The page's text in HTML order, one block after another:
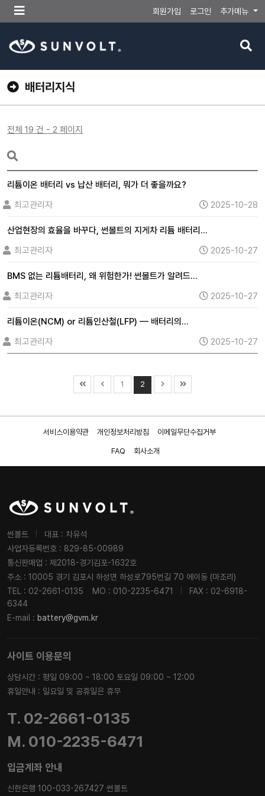
메
뉴
튼
회원가입 로그인 추가메뉴
검
버
배터리지식
전체 19 건 - 2 페이지
리튬이온 배터리 vs 납산 배터리, 뭐가 더 좋을까요?
최고관리자
2025-10-28
산업현장의 효율을 바꾸다, 썬볼트의 지게차 리튬 배터리…
최고관리자
2025-10-27
BMS 없는 리튬배터리, 왜 위험한가! 썬볼트가 알려드…
최고관리자
2025-10-27
리튬이온(NCM) or 리튬인산철(LFP) — 배터리의…
최고관리자
2025-10-27
1 2
서비스이용약관 개인정보처리방침 이메일무단수집거부
FAQ 회사소개
썬볼트
대표 : 차유석
사업자등록번호 : 829-85-00989
통신판매업 : 제2018-경기김포-1632호
주소 : 10005 경기 김포시 하성면 하성로795번길 70 에이동 (마조리)
TEL : 02-2661-0135
MO : 010-2235-6471
FAX : 02-6918-
6344
E-mail : battery@gvm.kr
사이트 이용문의
상담시간 : 평일 09:00 ~ 18:00 토요일 09:00 ~ 12:00
휴일안내 : 일요일 및 공휴일은 휴무
T. 02-2661-0135
M. 010-2235-6471
입금계좌 안내
신한은행 100-033-267427 썬볼트